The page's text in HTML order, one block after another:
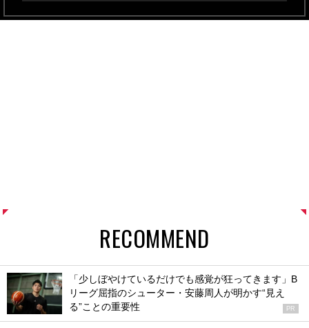
RECOMMEND
「少しぼやけているだけでも感覚が狂ってきます」B
リーグ屈指のシューター・安藤周人が明かす“見え
る”ことの重要性
PR